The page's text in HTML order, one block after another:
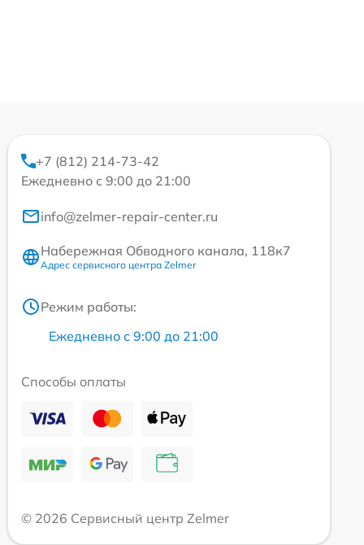
+7 (812) 214-73-42
Ежедневно с 9:00 до 21:00
info@zelmer-repair-center.ru
Набережная Обводного канала, 118к7
Адрес сервисного центра Zelmer
Режим работы:
Ежедневно с 9:00 до 21:00
Способы оплаты
© 2026 Сервисный центр Zelmer